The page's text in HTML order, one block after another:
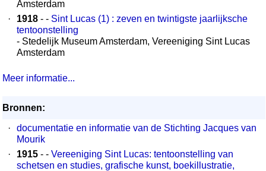
Amsterdam
·
1918 - - Sint Lucas (1) : zeven en twintigste jaarlijksche
tentoonstelling
- Stedelijk Museum Amsterdam, Vereeniging Sint Lucas
Amsterdam
Meer informatie...
Bronnen:
·
documentatie en informatie van de Stichting Jacques van
Mourik
·
1915 - - Vereeniging Sint Lucas: tentoonstelling van
schetsen en studies, grafische kunst, boekillustratie,